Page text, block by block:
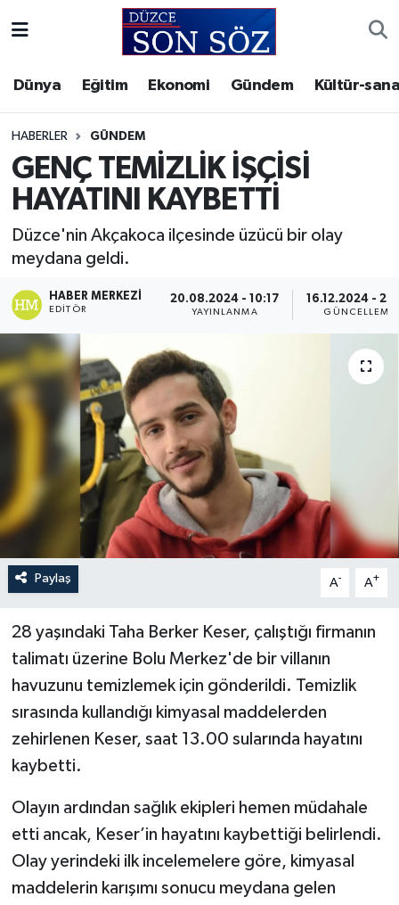
Dünya Eğitim Ekonomi Gündem Kültür-
HABERLER GÜNDEM
GENÇ TEMİZLİK İŞÇİSİ
HAYATINI KAYBETTİ
Düzce'nin Akçakoca ilçesinde üzücü bir olay
meydana geldi.
HABER MERKEZI
EDITÖR
20.08.2024 - 10:17
YAYINLANMA
16.12.2024 -
GÜNCELLEME
Paylaş A- A+
28 yaşındaki Taha Berker Keser, çalıştığı firmanın
talimatı üzerine Bolu Merkez'de bir villanın
havuzunu temizlemek için gönderildi. Temizlik
sırasında kullandığı kimyasal maddelerden
zehirlenen Keser, saat 13.00 sularında hayatını
kaybetti.
Olayın ardından sağlık ekipleri hemen müdahale
etti ancak, Keser’in hayatını kaybettiği belirlendi.
Olay yerindeki ilk incelemelere göre, kimyasal
maddelerin karışımı sonucu meydana gelen
Gizlilik Sözleşmesi
İletişim
Künye
Video Galeri
Akçakoca Hava Durumu
Akçakoca Trafik Yoğunluk Haritası
Süper Lig Puan Durumu ve Fikstür
Tüm Manşetler
Son Dakika Haberleri
Haber Arşivi